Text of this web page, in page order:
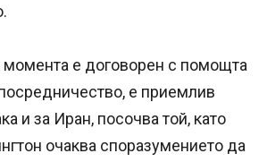
момента е договорен с помощта
е приемлив
и за Иран, посочва той, като
очаква споразумението да